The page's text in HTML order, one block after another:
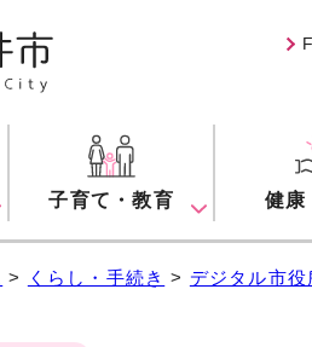
子育て・教育 健康
> くらし・手続き > デジタル市